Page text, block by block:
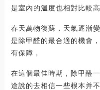
是室內的溫度也相對比較
春天萬物復蘇，天氣逐漸
是除甲醛的最合適的機會
有保障，
在這個最佳時期，除甲醛
途說的去相信一些根本并